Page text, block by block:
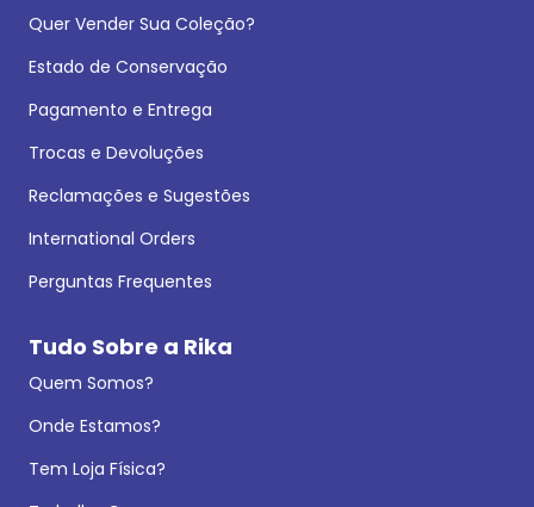
Quer Vender Sua Coleção?
Estado de Conservação
Pagamento e Entrega
Trocas e Devoluções
Reclamações e Sugestões
International Orders
Perguntas Frequentes
Tudo Sobre a Rika
Quem Somos?
Onde Estamos?
Tem Loja Física?